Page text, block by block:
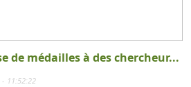
de médailles à des chercheur...
11:52:22